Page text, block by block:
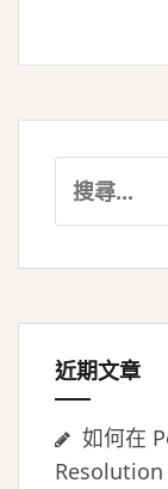
尋
鍵
近期文章
如何在
Resolution